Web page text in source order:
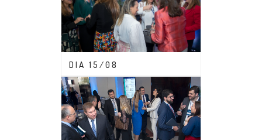
DIA 15/08
CONGRESSO ABDF 2023